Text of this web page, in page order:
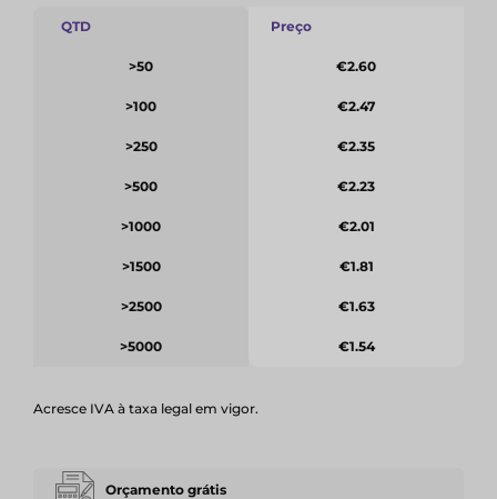
QTD
>50
>100
>250
>500
>1000
>1500
>2500
>5000
Preço
€2.60
€2.47
€2.35
€2.23
€2.01
€1.81
€1.63
€1.54
Acresce IVA à taxa legal em vigor.
Orçamento grátis